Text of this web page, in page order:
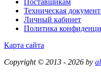
Поставщикам
Техническая
Личный кабинет
Политика
Карта сайта
Copyright © 2013 - 2026 by